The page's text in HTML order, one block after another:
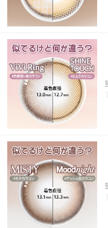
1 Month
よりどりキット
カラー
ブラウン
グレー
ヘーゼル
ブルー
透明
ハロウィンカラコン
ケア用品